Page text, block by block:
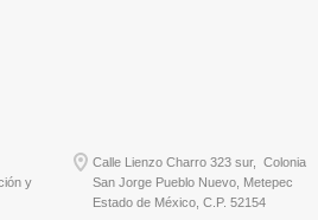
y
Calle Lienzo Charro 323 sur, Colonia
San Jorge Pueblo Nuevo, Metepec
Estado de México, C.P. 52154